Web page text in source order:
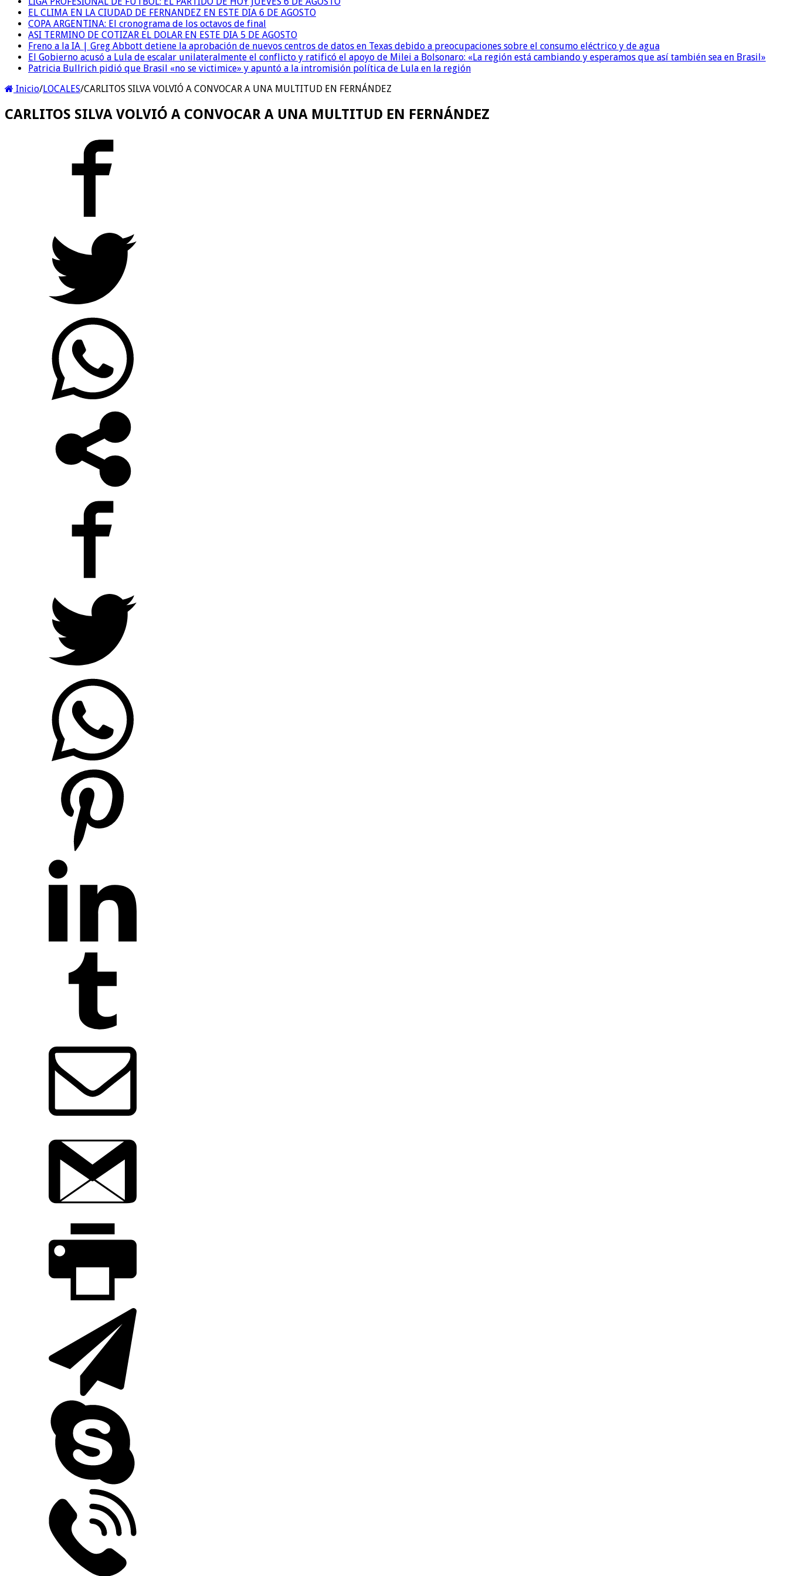
EL CLIMA EN LA CIUDAD DE FERNANDEZ EN ESTE DIA 6 DE AGOSTO
COPA ARGENTINA: El cronograma de los octavos de final
ASI TERMINO DE COTIZAR EL DOLAR EN ESTE DIA 5 DE AGOSTO
Freno a la IA | Greg Abbott detiene la aprobación de nuevos centros de datos en Texas debido a preocupaciones sobre el consumo eléctrico y de agua
El Gobierno acusó a Lula de escalar unilateralmente el conflicto y ratificó el apoyo de Milei a Bolsonaro: «La región está cambiando y esperamos que así también sea en Brasil»
Patricia Bullrich pidió que Brasil «no se victimice» y apuntó a la intromisión política de Lula en la región
Inicio/LOCALES/CARLITOS SILVA VOLVIÓ A CONVOCAR A UNA MULTITUD EN FERNÁNDEZ
CARLITOS SILVA VOLVIÓ A CONVOCAR A UNA MULTITUD EN FERNÁNDEZ